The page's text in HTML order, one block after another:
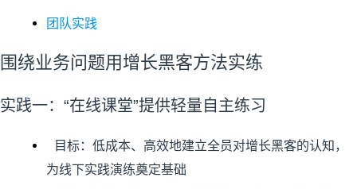
团队实践
围绕业务问题用增长黑客方法实练
实践一：“在线课堂”提供轻量自主练习
目标：低成本、高效地建立全员对增长黑客的认知，
为线下实践演练奠定基础